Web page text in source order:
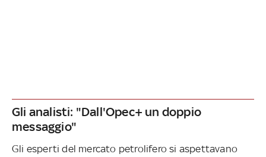
Gli analisti: "Dall'Opec+ un doppio
messaggio"
Gli esperti del mercato petrolifero si aspettavano